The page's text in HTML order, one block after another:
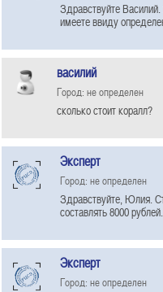
Здравствуйте
имеете ввиду
василий
Город: не определен
сколько стоит коралл?
Эксперт
Город: не определен
Здравствуйте, Юлия.
составлять 8000 рублей.
Эксперт
Город: не определен